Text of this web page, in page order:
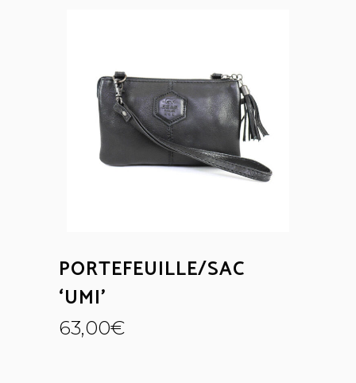
PORTEFEUILLE/SAC
‘UMI’
63,00€